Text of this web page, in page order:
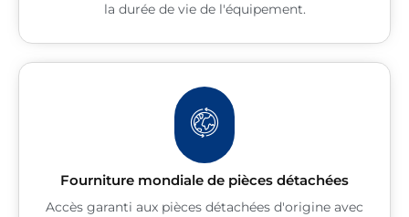
la durée de vie de l'équipement.
Fourniture mondiale de pièces détachées
Accès garanti aux pièces détachées d'origine avec